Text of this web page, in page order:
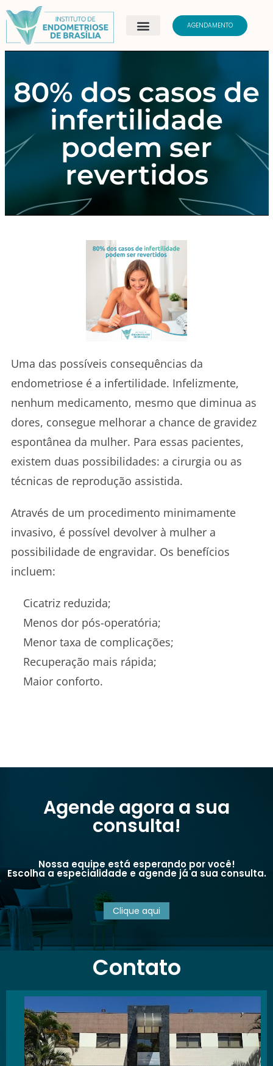
AGENDAMENTO
80% dos casos de
infertilidade
podem ser
revertidos
Uma das possíveis consequências da
endometriose é a infertilidade. Infelizmente,
nenhum medicamento, mesmo que diminua as
dores, consegue melhorar a chance de gravidez
espontânea da mulher. Para essas pacientes,
existem duas possibilidades: a cirurgia ou as
técnicas de reprodução assistida.
Através de um procedimento minimamente
invasivo, é possível devolver à mulher a
possibilidade de engravidar. Os benefícios
incluem:
Cicatriz reduzida;
Menos dor pós-operatória;
Menor taxa de complicações;
Recuperação mais rápida;
Maior conforto.
Agende agora a sua
consulta!
Nossa equipe está esperando por você!
Escolha a especialidade e agende já a sua consulta.
Clique aqui
Contato